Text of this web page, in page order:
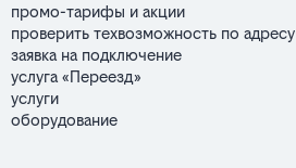
промо-тарифы и акции
проверить техвозможность по адресу
заявка на подключение
услуга «Переезд»
услуги
оборудование